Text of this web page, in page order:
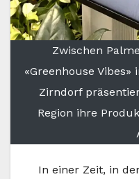
Zwischen
«Greenhouse
Zirndorf
Region ihre
In einer Zeit, in